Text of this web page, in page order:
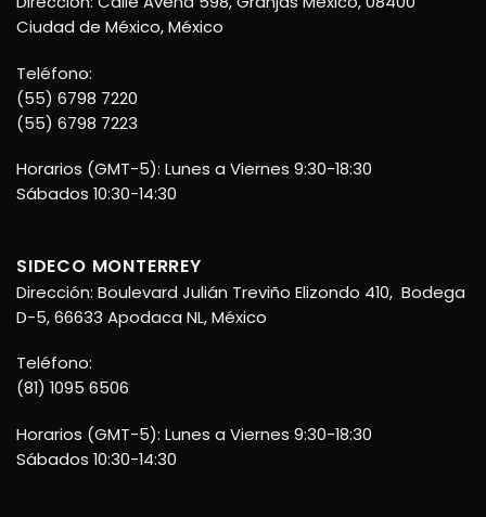
Ciudad de México, México
Teléfono:
(55) 6798 7220
(55) 6798 7223
Horarios (GMT-5): Lunes a Viernes 9:30-18:30
Sábados 10:30-14:30
SIDECO MONTERREY
Dirección: Boulevard Julián Treviño Elizondo 410, Bodega
D-5, 66633 Apodaca NL, México
Teléfono:
(81) 1095 6506
Horarios (GMT-5): Lunes a Viernes 9:30-18:30
Sábados 10:30-14:30